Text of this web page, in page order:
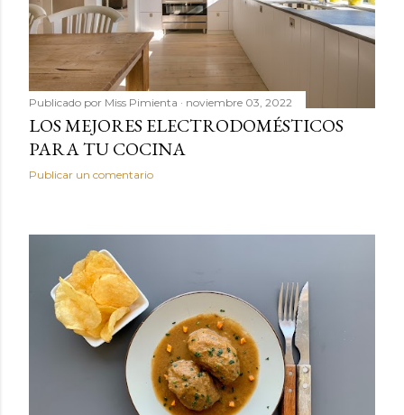
Publicado por Miss Pimienta noviembre 03, 2022
LOS MEJORES ELECTRODOMÉSTICOS
PARA TU COCINA
Publicar un comentario